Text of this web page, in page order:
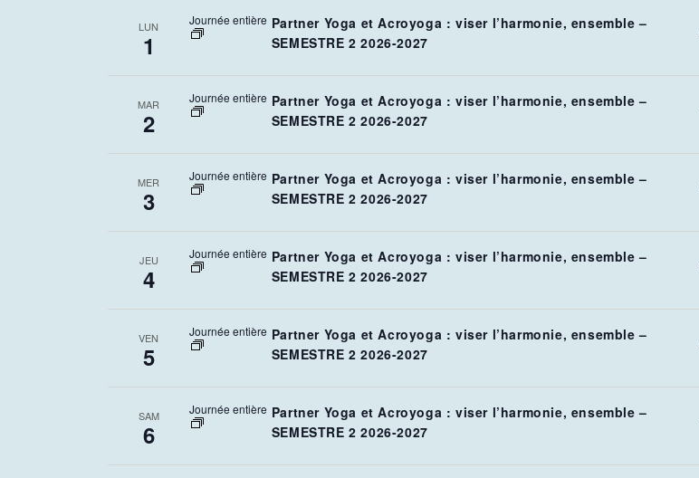
LUN
1
Journée entière Partner Yoga et Acroyoga : viser l’harmonie, ensemble –
SEMESTRE 2 2026-2027
MAR
2
Journée entière Partner Yoga et Acroyoga : viser l’harmonie, ensemble –
SEMESTRE 2 2026-2027
MER
3
Journée entière Partner Yoga et Acroyoga : viser l’harmonie, ensemble –
SEMESTRE 2 2026-2027
JEU
4
Journée entière Partner Yoga et Acroyoga : viser l’harmonie, ensemble –
SEMESTRE 2 2026-2027
VEN
5
Journée entière Partner Yoga et Acroyoga : viser l’harmonie, ensemble –
SEMESTRE 2 2026-2027
SAM
6
Journée entière Partner Yoga et Acroyoga : viser l’harmonie, ensemble –
SEMESTRE 2 2026-2027